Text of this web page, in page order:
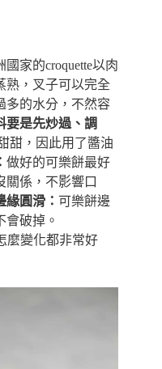
家的croquette以肉
熟，叉子可以完全
多的水分，不然容
要是先炒過、調
甜，因此用了醬油
做好的可樂餅最好
關係，不影響口
圓滑： 可樂餅邊
會破掉。
麼變化都非常好